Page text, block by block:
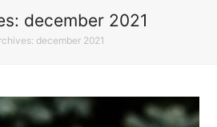
december 2021
december 2021